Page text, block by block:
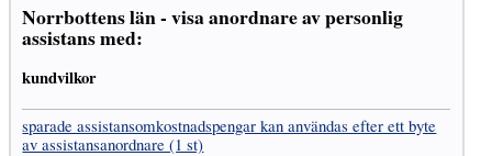
Norrbottens län - visa anordnare av personlig
assistans med:
kundvilkor
sparade assistans­omkostnads­pengar kan användas efter ett byte
av assistans­anordnare (1 st)